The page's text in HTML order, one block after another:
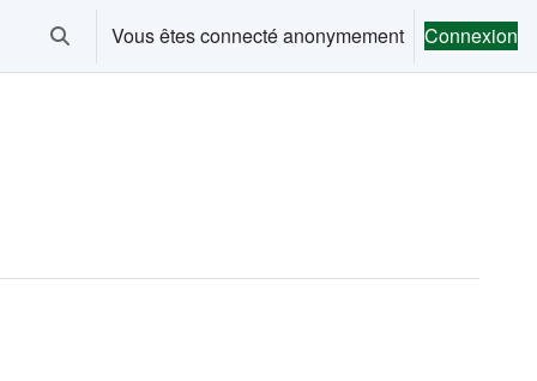
Activer/désactiver la saisie de recherche
Vous êtes connecté anonymement Connexion